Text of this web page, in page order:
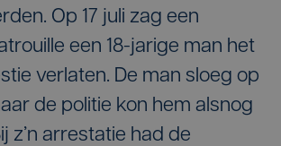
Op 17 juli zag een
een 18-jarige man het
verlaten. De man sloeg op
de politie kon hem alsnog
z’n arrestatie had de